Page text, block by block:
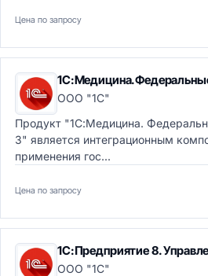
Цена по запросу
ООО "1С"
Продукт "1С:Медицина.
3" является интеграционным
применения гос...
Цена по запросу
1С:Предприятие 8.
ООО "1С"